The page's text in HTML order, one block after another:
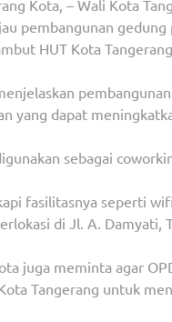
Kota, – Wali Kota
pembangunan
HUT Kota
yang dapat
sebagai
fasilitasnya seperti
di Jl. A. Damyati,
juga meminta agar
Tangerang untuk